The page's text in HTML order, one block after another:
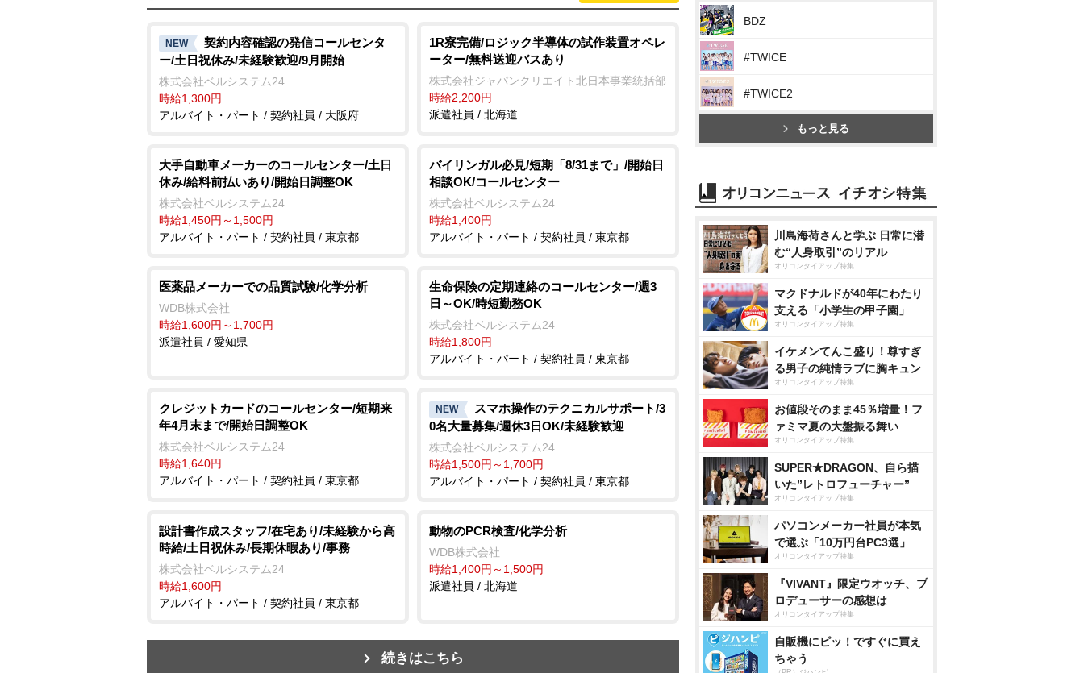
t
e
NEW
契約内容確認の発信コールセンタ
ー/土日祝休み/未経験歓迎/9月開始
株式会社ベルシステム24
時給1,300円
アルバイト・パート / 契約社員 / 大阪府
1R寮完備/ロジック半導体の試作装置オペレ
ーター/無料送迎バスあり
株式会社ジャパンクリエイト北日本事業統括部
時給2,200円
派遣社員 / 北海道
大手自動車メーカーのコールセンター/土日
休み/給料前払いあり/開始日調整OK
株式会社ベルシステム24
時給1,450円～1,500円
アルバイト・パート / 契約社員 / 東京都
バイリンガル必見/短期「8/31まで」/開始日
相談OK/コールセンター
株式会社ベルシステム24
時給1,400円
アルバイト・パート / 契約社員 / 東京都
医薬品メーカーでの品質試験/化学分析
WDB株式会社
時給1,600円～1,700円
派遣社員 / 愛知県
生命保険の定期連絡のコールセンター/週3
日～OK/時短勤務OK
株式会社ベルシステム24
時給1,800円
アルバイト・パート / 契約社員 / 東京都
クレジットカードのコールセンター/短期来
年4月末まで/開始日調整OK
株式会社ベルシステム24
時給1,640円
アルバイト・パート / 契約社員 / 東京都
NEW
スマホ操作のテクニカルサポート/3
0名大量募集/週休3日OK/未経験歓迎
株式会社ベルシステム24
時給1,500円～1,700円
アルバイト・パート / 契約社員 / 東京都
設計書作成スタッフ/在宅あり/未経験から高
時給/土日祝休み/長期休暇あり/事務
株式会社ベルシステム24
時給1,600円
アルバイト・パート / 契約社員 / 東京都
動物のPCR検査/化学分析
WDB株式会社
時給1,400円～1,500円
派遣社員 / 北海道
続きはこちら
BDZ
#TWICE
#TWICE2
もっと見る
川島海荷さんと学ぶ 日常に潜
む“人身取引”のリアル
オリコンタイアップ特集
マクドナルドが40年にわたり
支える「小学生の甲子園」
オリコンタイアップ特集
イケメンてんこ盛り！尊すぎ
る男子の純情ラブに胸キュン
オリコンタイアップ特集
お値段そのまま45％増量！フ
ァミマ夏の大盤振る舞い
オリコンタイアップ特集
SUPER★DRAGON、自ら描
いた”レトロフューチャー”
オリコンタイアップ特集
パソコンメーカー社員が本気
で選ぶ「10万円台PC3選」
オリコンタイアップ特集
『VIVANT』限定ウオッチ、プ
ロデューサーの感想は
オリコンタイアップ特集
自販機にピッ！ですぐに買え
ちゃう